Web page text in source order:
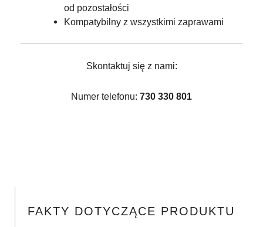
od pozostałości
Kompatybilny z wszystkimi zaprawami
Skontaktuj się z nami:
Numer telefonu: 730 330 801
FAKTY DOTYCZĄCE PRODUKTU